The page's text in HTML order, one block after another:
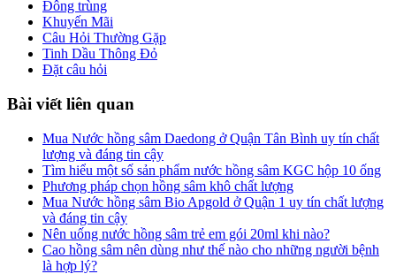
Đông trùng
Khuyến Mãi
Câu Hỏi Thường Gặp
Tinh Dầu Thông Đỏ
Đặt câu hỏi
Bài viết liên quan
Mua Nước hồng sâm Daedong ở Quận Tân Bình uy tín chất
lượng và đáng tin cậy
Tìm hiểu một số sản phẩm nước hồng sâm KGC hộp 10 ống
Phương pháp chọn hồng sâm khô chất lượng
Mua Nước hồng sâm Bio Apgold ở Quận 1 uy tín chất lượng
và đáng tin cậy
Nên uống nước hồng sâm trẻ em gói 20ml khi nào?
Cao hồng sâm nên dùng như thế nào cho những người bệnh
là hợp lý?